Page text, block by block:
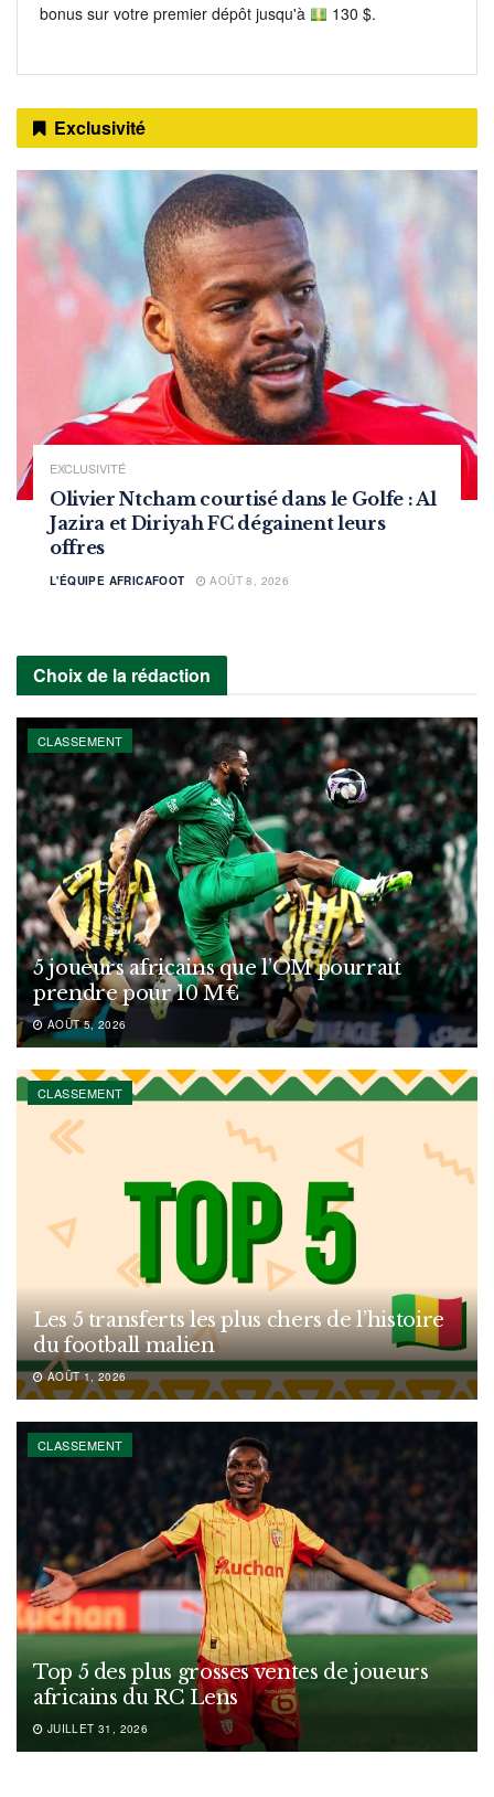
bonus sur votre premier dépôt jusqu'à 130 $.
Exclusivité
EXCLUSIVITÉ
Olivier Ntcham courtisé dans le Golfe : Al
Jazira et Diriyah FC dégainent leurs
offres
L'ÉQUIPE AFRICAFOOT AOÛT 8, 2026
Choix de la rédaction
CLASSEMENT
5 joueurs africains que l’OM pourrait
prendre pour 10 M€
AOÛT 5, 2026
CLASSEMENT
Les 5 transferts les plus chers de l’histoire
du football malien
AOÛT 1, 2026
CLASSEMENT
Top 5 des plus grosses ventes de joueurs
africains du RC Lens
JUILLET 31, 2026